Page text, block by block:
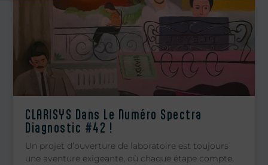
CLARISYS Dans Le Numéro Spectra
Diagnostic #42 !
Un projet d’ouverture de laboratoire est toujours
une aventure exigeante, où chaque étape compte.